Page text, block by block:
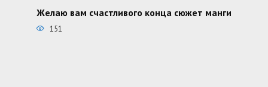
Желаю вам счастливого конца сюжет манги
151